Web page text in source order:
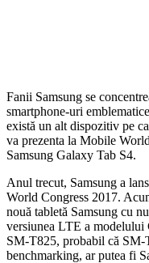
Fanii Samsung se
smartphone-uri
există un alt dispozitiv pe
va prezenta la Mobile
Samsung Galaxy Tab S4.
Anul trecut, Samsung a
World Congress 2017.
nouă tabletă Samsung cu
versiunea LTE a modelului
SM-T825, probabil că SM-
benchmarking, ar putea fi